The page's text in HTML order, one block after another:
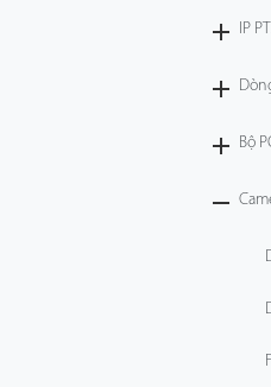
IP
Bộ